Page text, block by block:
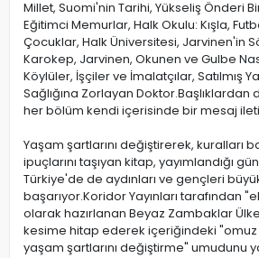
Millet, Suomi'nin Tarihi, Yükseliş Önderi
Eğitimci Memurlar, Halk Okulu: Kışla,
Çocuklar, Halk Üniversitesi, Jarvinen'in
Karokep, Jarvinen, Okunen ve Gulbe
Köylüler, İşçiler ve İmalatçılar, Satılmış
Sağlığına Zorlayan Doktor.Başlıklardan
her bölüm kendi içerisinde bir mesaj
Yaşam şartlarını değiştirerek, kuralları
ipuçlarını taşıyan kitap, yayımlandığı
Türkiye'de de aydınları ve gençleri
başarıyor.Koridor Yayınları tarafından
olarak hazırlanan Beyaz Zambaklar
kesime hitap ederek içeriğindeki
yaşam şartlarını değiştirme" umudunu